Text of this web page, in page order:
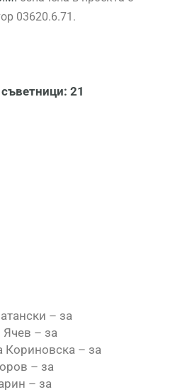
03620.6.71.
21
– за
– за
– за
– за
– за